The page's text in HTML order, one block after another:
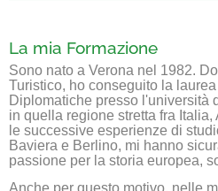
La mia Formazione
Sono nato a Verona nel 1982.
Turistico, ho conseguito la
Diplomatiche presso l'università
in quella regione stretta fra
le successive esperienze di
Baviera e Berlino, mi hanno
passione per la storia europea,